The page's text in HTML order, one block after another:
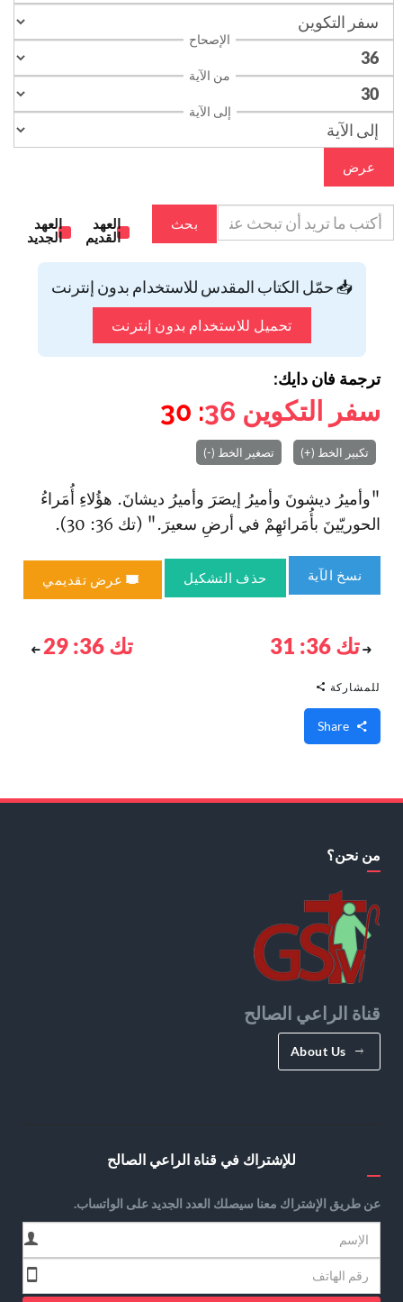
الإصحاح
من الآية
إلى الآية
عرض
بحث
العهد
القديم
العهد
الجديد
📥 حمّل الكتاب المقدس للاستخدام بدون إنترنت
تحميل للاستخدام بدون إنترنت
ترجمة فان دايك:
سفر التكوين 36
: 30
تكبير الخط (+) تصغير الخط (-)
"وأميرُ ديشونَ وأميرُ إيصَرَ وأميرُ ديشانَ. هؤُلاءِ أُمَراءُ
الحوريّينَ بأُمَرائهِمْ في أرضِ سعيرَ." (تك 36: 30).
نسخ الآية حذف التشكيل عرض تقديمي
تك 36: 31 تك 36: 29
للمشاركة
من نحن؟
قناة الراعي الصالح
About Us
للإشتراك في قناة الراعي الصالح
عن طريق الإشتراك معنا سيصلك العدد الجديد على الواتساب.